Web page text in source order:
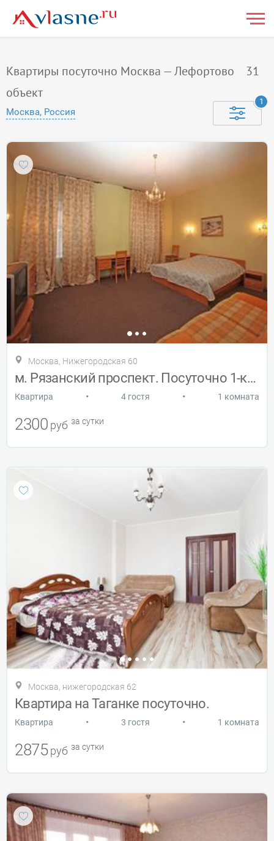
Квартиры посуточно Москва — Лефортово
31
объект
Москва, Россия
1
Москва, Нижегородская 60
м. Рязанский проспект. Посуточно 1-комн.
Квартира • 4 гостя • 1 комната
2300 руб за сутки
Москва, нижегородская 62
Квартира на Таганке посуточно.
Квартира • 3 гостя • 1 комната
2875 руб за сутки